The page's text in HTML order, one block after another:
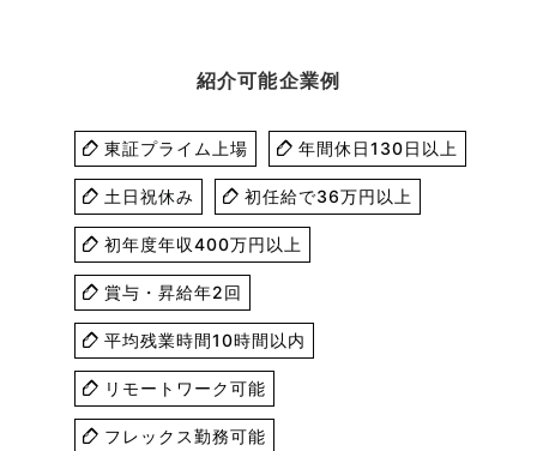
紹介可能企業例
東証プライム上場 年間休日130日以上
土日祝休み 初任給で36万円以上
初年度年収400万円以上
賞与・昇給年2回
平均残業時間10時間以内
リモートワーク可能
フレックス勤務可能